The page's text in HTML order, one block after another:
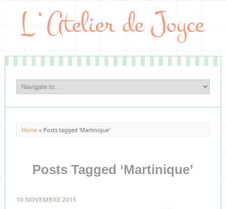
Home » Posts tagged 'Martinique'
Posts Tagged ‘Martinique’
10 NOVEMBRE 2015